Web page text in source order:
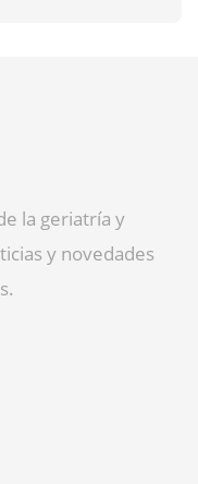
la geriatría y
y novedades